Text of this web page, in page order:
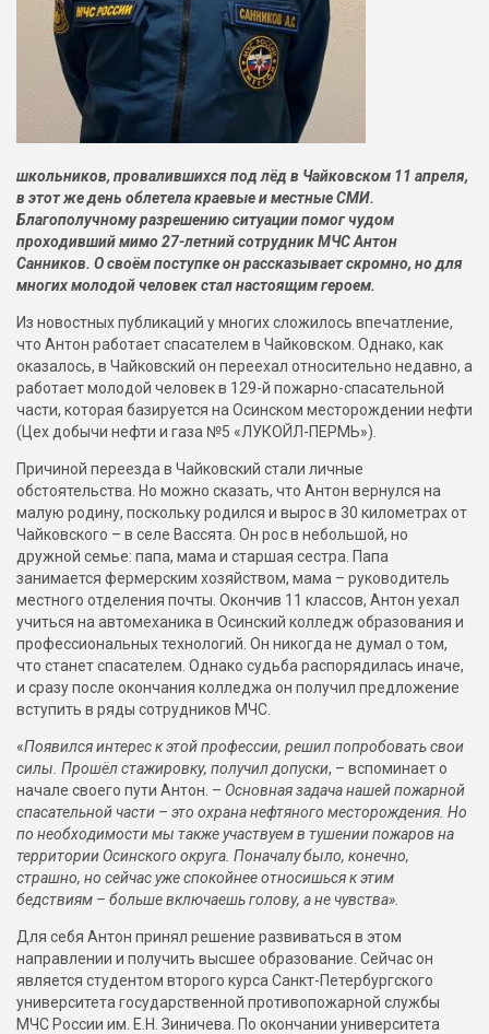
школьников, провалившихся под лёд в Чайковском 11 апреля,
в этот же день облетела краевые и местные СМИ.
Благополучному разрешению ситуации помог чудом
проходивший мимо 27-летний сотрудник МЧС Антон
Санников. О своём поступке он рассказывает скромно, но для
многих молодой человек стал настоящим героем.
Из новостных публикаций у многих сложилось впечатление,
что Антон работает спасателем в Чайковском. Однако, как
оказалось, в Чайковский он переехал относительно недавно, а
работает молодой человек в 129-й пожарно-спасательной
части, которая базируется на Осинском месторождении нефти
(Цех добычи нефти и газа №5 «ЛУКОЙЛ-ПЕРМЬ»).
Причиной переезда в Чайковский стали личные
обстоятельства. Но можно сказать, что Антон вернулся на
малую родину, поскольку родился и вырос в 30 километрах от
Чайковского – в селе Вассята. Он рос в небольшой, но
дружной семье: папа, мама и старшая сестра. Папа
занимается фермерским хозяйством, мама – руководитель
местного отделения почты. Окончив 11 классов, Антон уехал
учиться на автомеханика в Осинский колледж образования и
профессиональных технологий. Он никогда не думал о том,
что станет спасателем. Однако судьба распорядилась иначе,
и сразу после окончания колледжа он получил предложение
вступить в ряды сотрудников МЧС.
«Появился интерес к этой профессии, решил попробовать свои
силы. Прошёл стажировку, получил допуски, – вспоминает о
начале своего пути Антон. – Основная задача нашей пожарной
спасательной части – это охрана нефтяного месторождения. Но
по необходимости мы также участвуем в тушении пожаров на
территории Осинского округа. Поначалу было, конечно,
страшно, но сейчас уже спокойнее относишься к этим
бедствиям – больше включаешь голову, а не чувства».
Для себя Антон принял решение развиваться в этом
направлении и получить высшее образование. Сейчас он
является студентом второго курса Санкт-Петербургского
университета государственной противопожарной службы
МЧС России им. Е.Н. Зиничева. По окончании университета